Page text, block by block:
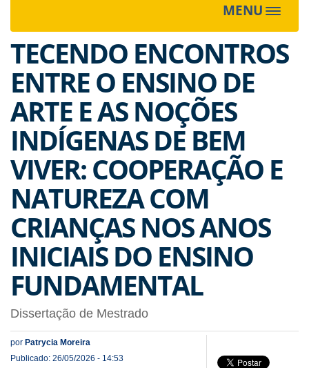
MENU
Toggle
TECENDO ENCONTROS
ENTRE O ENSINO DE
ARTE E AS NOÇÕES
INDÍGENAS DE BEM
VIVER: COOPERAÇÃO E
NATUREZA COM
CRIANÇAS NOS ANOS
INICIAIS DO ENSINO
FUNDAMENTAL
Dissertação de Mestrado
por Patrycia Moreira
Publicado: 26/05/2026 - 14:53